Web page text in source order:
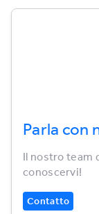
Parla con
Il nostro team
conoscervi!
Contatto